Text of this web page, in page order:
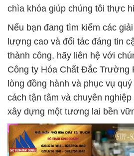
chìa khóa giúp chúng tôi thực
Nếu bạn đang tìm kiếm các
lượng cao và đối tác đáng tin
thành công, hãy liên hệ với
Công ty Hóa Chất Đắc Trường
lòng đồng hành và phục vụ
cách tận tâm và chuyên
xây dựng một tương lai bền